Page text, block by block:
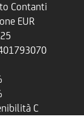
Contanti
EUR
C